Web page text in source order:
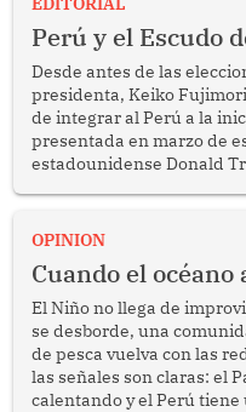
Perú y el Escudo
Desde antes de las
presidenta, Keiko
de integrar al Perú a la
presentada en marzo de
estadounidense Donald
OPINION
Cuando el océano
El Niño no llega de
se desborde, una
de pesca vuelva con las
las señales son claras: el
calentando y el Perú